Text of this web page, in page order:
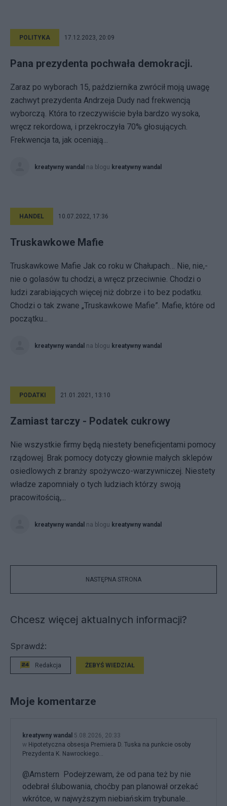
POLITYKA 17.12.2023, 20:09
Pana prezydenta pochwała demokracji.
Zaraz po wyborach 15, października zwrócił moją uwagę
zachwyt prezydenta Andrzeja Dudy nad frekwencją
wyborczą. Która to rzeczywiście była bardzo wysoka,
wręcz rekordowa, i przekroczyła 70% głosujących.
Frekwencja ta, jak oceniają...
kreatywny wandal na blogu kreatywny wandal
HANDEL 10.07.2022, 17:36
Truskawkowe Mafie
Truskawkowe Mafie Jak co roku w Chałupach… Nie, nie,-
nie o golasów tu chodzi, a wręcz przeciwnie. Chodzi o
ludzi zarabiających więcej niż dobrze i to bez podatku.
Chodzi o tak zwane „Truskawkowe Mafie”. Mafie, które od
początku...
kreatywny wandal na blogu kreatywny wandal
PODATKI 21.01.2021, 13:10
Zamiast tarczy - Podatek cukrowy
Nie wszystkie firmy będą niestety beneficjentami pomocy
rządowej. Brak pomocy dotyczy głownie małych sklepów
osiedlowych z branży spożywczo-warzywniczej. Niestety
władze zapomniały o tych ludziach którzy swoją
pracowitością,...
kreatywny wandal na blogu kreatywny wandal
NASTĘPNA STRONA
Chcesz więcej aktualnych informacji?
Sprawdź:
Redakcja ŻEBYŚ WIEDZIAŁ
Moje komentarze
kreatywny wandal 5.08.2026, 20:33
w Hipotetyczna obsesja Premiera D. Tuska na punkcie osoby
Prezydenta K. Nawrockiego...
@Amstern Podejrzewam, że od pana też by nie
odebrał ślubowania, choćby pan planował orzekać
wkrótce, w najwyższym niebiańskim trybunale...